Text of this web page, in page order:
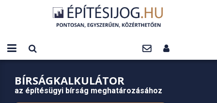
BÍRSÁGKALKULÁTOR
az építésügyi bírság meghatározásához